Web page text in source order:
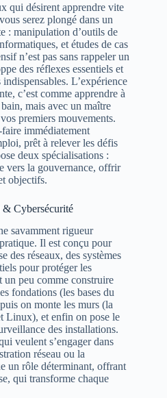
qui désirent apprendre vite
serez plongé dans un
: manipulation d’outils de
et études de cas
n’est pas sans rappeler un
des réflexes essentiels et
L’expérience
c’est comme apprendre à
mais avec un maître
premiers mouvements.
immédiatement
prêt à relever les défis
deux spécialisations :
vers la gouvernance, offrir
objectifs.
& Cybersécurité
savamment rigueur
Il est conçu pour
des réseaux, des systèmes
pour protéger les
un peu comme construire
fondations (les bases du
on monte les murs (la
Linux), et enfin on pose le
des installations.
veulent s’engager dans
réseau ou la
un rôle déterminant, offrant
qui transforme chaque